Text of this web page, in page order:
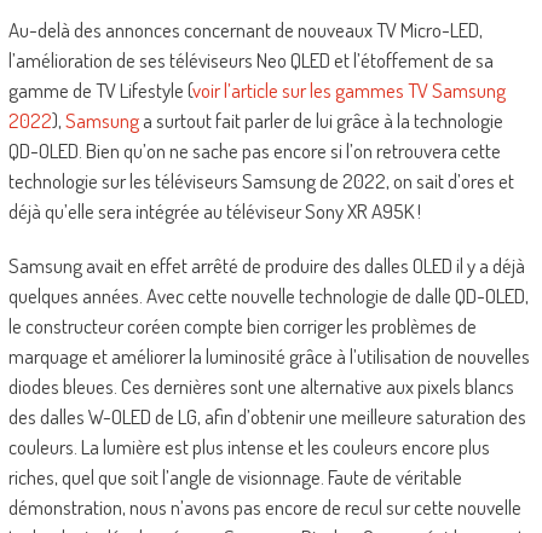
Au-delà des annonces concernant de nouveaux TV Micro-LED,
l’amélioration de ses téléviseurs Neo QLED et l’étoffement de sa
gamme de TV Lifestyle (voir l’article sur les gammes TV Samsung
2022),Samsunga surtout fait parler de lui grâce à la technologie
QD-OLED. Bien qu’on ne sache pas encore si l’on retrouvera cette
technologie sur les téléviseurs Samsung de 2022, on sait d’ores et
déjà qu’elle sera intégrée au téléviseur Sony XR A95K !
Samsung avait en effet arrêté de produire des dalles OLED il y a déjà
quelques années. Avec cette nouvelle technologie de dalle QD-OLED,
le constructeur coréen compte bien corriger les problèmes de
marquage et améliorer la luminosité grâce à l’utilisation de nouvelles
diodes bleues. Ces dernières sont une alternative aux pixels blancs
des dalles W-OLED de LG, afin d’obtenir une meilleure saturation des
couleurs. La lumière est plus intense et les couleurs encore plus
riches, quel que soit l’angle de visionnage. Faute de véritable
démonstration, nous n’avons pas encore de recul sur cette nouvelle